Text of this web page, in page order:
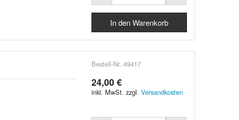
Bestell-Nr. 49417
24,00 €
inkl. MwSt. zzgl.Versandkosten